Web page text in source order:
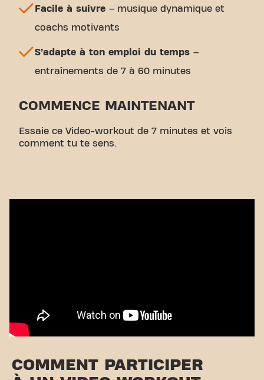
Facile à suivre – musique dynamique et
coachs motivants
S’adapte à ton emploi du temps –
entraînements de 7 à 60 minutes
COMMENCE MAINTENANT
Essaie ce Video-workout de 7 minutes et vois
comment tu te sens.
COMMENT PARTICIPER